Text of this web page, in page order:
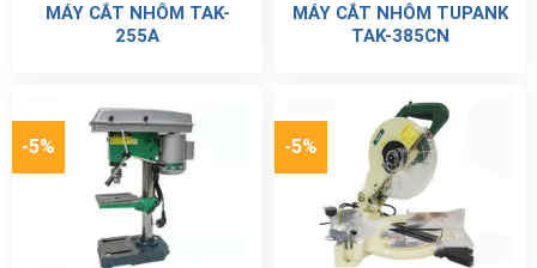
MÁY CẮT NHÔM TAK-
255A
MÁY CẮT NHÔM TUPANK
TAK-385CN
-5% -5%